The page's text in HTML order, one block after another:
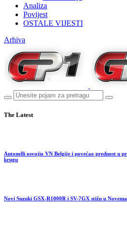
Analiza
Povijest
OSTALE VIJESTI
Arhiva
The Latest
Antonelli osvojio VN Belgije i povećao prednost u
krugu
Novi Suzuki GSX-R1000R i SV-7GX stižu u